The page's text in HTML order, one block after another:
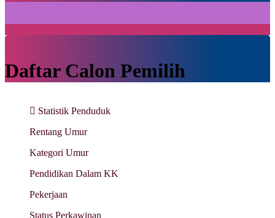
Daftar Calon Pemilih
Statistik Penduduk
Rentang Umur
Kategori Umur
Pendidikan Dalam KK
Pekerjaan
Status Perkawinan